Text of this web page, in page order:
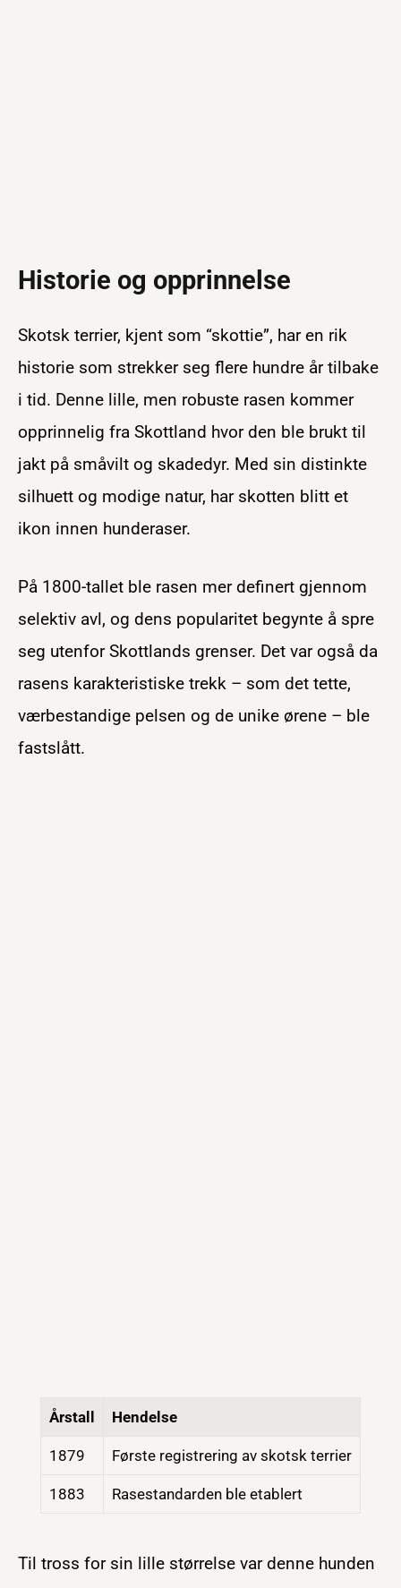
Historie og opprinnelse
Skotsk terrier, kjent som “skottie”, har en rik
historie som strekker seg flere hundre år tilbake
i tid. Denne lille, men robuste rasen kommer
opprinnelig fra Skottland hvor den ble brukt til
jakt på småvilt og skadedyr. Med sin distinkte
silhuett og modige natur, har skotten blitt et
ikon innen hunderaser.
På 1800-tallet ble rasen mer definert gjennom
selektiv avl, og dens popularitet begynte å spre
seg utenfor Skottlands grenser. Det var også da
rasens karakteristiske trekk – som det tette,
værbestandige pelsen og de unike ørene – ble
fastslått.
Årstall Hendelse
1879 Første registrering av skotsk terrier
1883 Rasestandarden ble etablert
Til tross for sin lille størrelse var denne hunden